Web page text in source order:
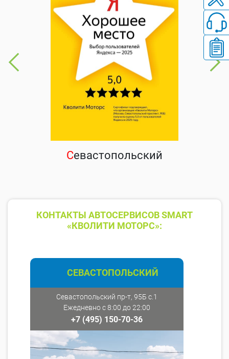
Севастопольский
КОНТАКТЫ АВТОСЕРВИСОВ SMART
«КВОЛИТИ МОТОРС»:
СЕВАСТОПОЛЬСКИЙ
Севастопольский пр-т, 95Б с.1
Ежедневно с 8:00 до 22:00
+7 (495) 150-70-36